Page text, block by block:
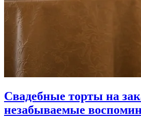
Свадебные торты на
незабываемые